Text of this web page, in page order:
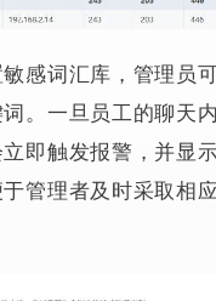
感词汇库，管理员
。一旦员工的聊天
即触发报警，并显
管理者及时采取相